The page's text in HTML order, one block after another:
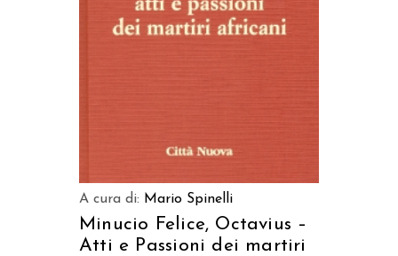
A cura di: Mario Spinelli
Minucio Felice, Octavius –
Atti e Passioni dei martiri